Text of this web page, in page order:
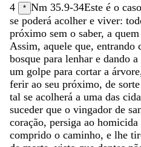
4
* Nm 35.9-34Este é o caso
se poderá acolher e viver:
próximo sem o saber, a quem
Assim, aquele que, entrando
bosque para lenhar e dando a
um golpe para cortar a árvore,
ferir ao seu próximo, de sorte
tal se acolherá a uma das
suceder que o vingador de
coração, persiga ao homicida
comprido o caminho, e lhe